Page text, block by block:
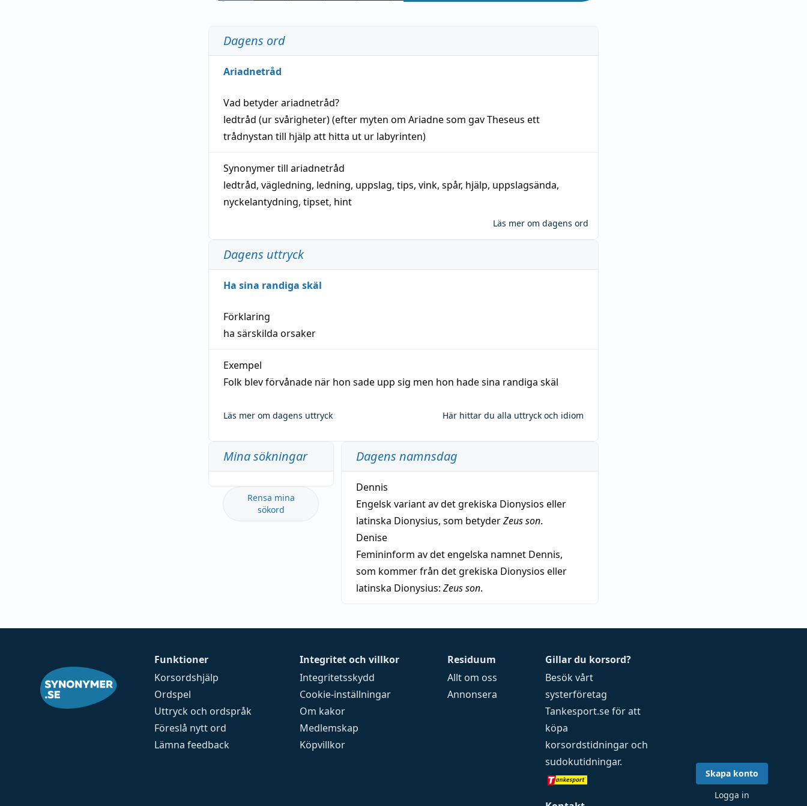
Dagens ord
Ariadnetråd
Vad betyderariadnetråd?
ledtråd (ur svårigheter) (efter myten om Ariadne som gav Theseus ett
trådnystan till hjälp att hitta ut ur labyrinten)
Synonymer till ariadnetråd
ledtråd, vägledning, ledning, uppslag, tips, vink, spår, hjälp, uppslagsända,
nyckelantydning, tipset, hint
Läs mer om dagens ord
Dagens uttryck
Ha sina randiga skäl
Förklaring
ha särskilda orsaker
Exempel
Folk blev förvånade när hon sade upp sig men hon hade sina randiga skäl
Läs mer om dagens uttryck Här hittar du alla uttryck och idiom
Mina sökningar
Rensa mina
sökord
Dagens namnsdag
Dennis
Engelsk variant av det grekiska Dionysios eller
latinska Dionysius, som betyderZeus son.
Denise
Femininform av det engelska namnet Dennis,
som kommer från det grekiska Dionysios eller
latinska Dionysius: Zeus son.
Funktioner
Korsordshjälp
Ordspel
Uttryck och ordspråk
Föreslå nytt ord
Lämna feedback
Integritet och villkor
Integritetsskydd
Cookie-inställningar
Om kakor
Medlemskap
Köpvillkor
Residuum
Allt om oss
Annonsera
Gillar du korsord?
Besök vårt
systerföretag
Tankesport.seför att
köpa
korsordstidningar och
sudokutidningar.
Skapa konto
Logga in